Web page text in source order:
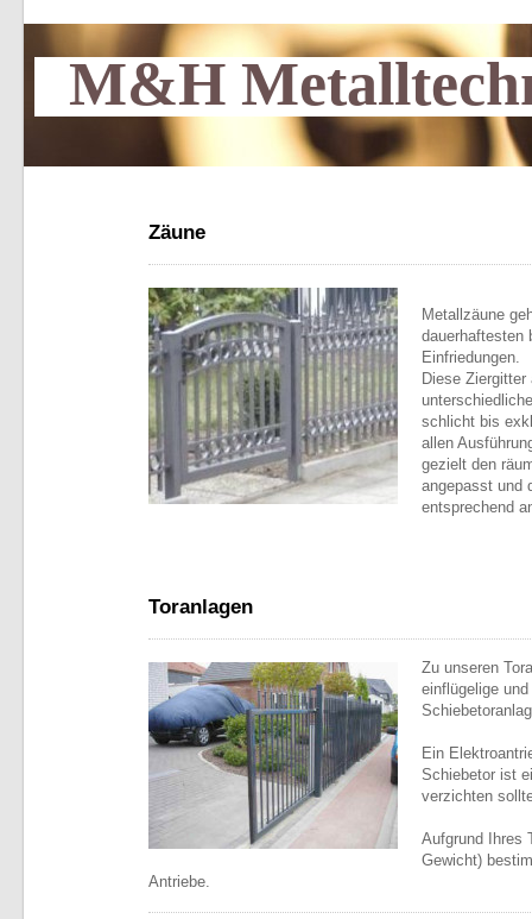
M&H
Zäune
Metallzäune
dauerhaftesten
Einfriedungen.
Diese
schlicht bis
allen
gezielt den
angepasst und
entsprechend
Toranlagen
Zu unseren
einflügelige
Ein
Schiebetor ist
verzichten
Aufgrund Ihres
Gewicht)
Antriebe.